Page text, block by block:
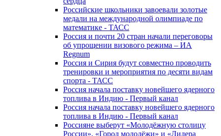
Российские школьники завоевали золотые
медали на международной олимпиаде по
математике - ТАСС
Россия и почти 20 стран начали переговоры
об упрощении визового режима – ИА
Regnum
Россия и Сирия будут совместно проводить
тренировки и мероприятия по десяти видам
спорта - ТАСС
Россия начала поставку новейшего ядерного
топлива в Индию - Первый канал
Россия начала поставку новейшего ядерного
топлива в Индию - Первый канал
Россияне выберут «Молодёжную столицу
России», «Город молодёжи» и «Лидера